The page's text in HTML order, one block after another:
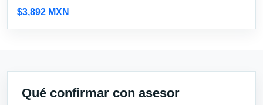
$3,892 MXN
Qué confirmar con asesor